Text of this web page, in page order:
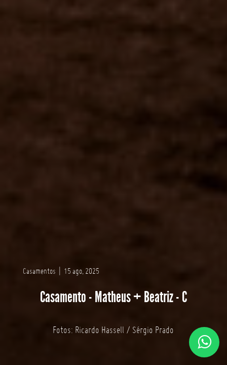
Casamentos 15 ago, 2025
Casamento - Matheus + Beatriz - C
Fotos: Ricardo Hassell / Sérgio Prado